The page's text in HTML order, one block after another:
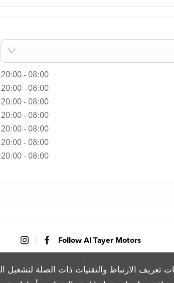
تعريف الارتباط والتقنيات ذات الصلة لتشغيل
08:00
-
20:00
08:00
-
20:00
08:00
-
20:00
08:00
-
20:00
08:00
-
20:00
08:00
-
20:00
08:00
-
20:00
Follow Al Tayer Motors